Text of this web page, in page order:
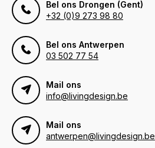
Bel ons Drongen (Gent)
+32 (0)9 273 98 80
Bel ons Antwerpen
03 502 77 54
Mail ons
info@livingdesign.be
Mail ons
antwerpen@livingdesign.be